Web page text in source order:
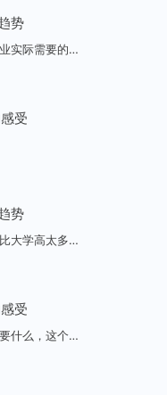
势
实际需要的…
受
势
大学高太多…
受
什么，这个…